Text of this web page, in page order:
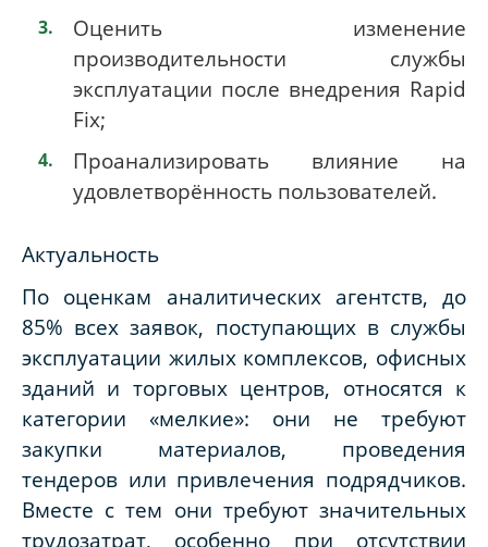
Оценить изменение
производительности службы
эксплуатации после внедрения Rapid
Fix;
Проанализировать влияние на
удовлетворённость пользователей.
Актуальность
По оценкам аналитических агентств, до
85% всех заявок, поступающих в службы
эксплуатации жилых комплексов, офисных
зданий и торговых центров, относятся к
категории «мелкие»: они не требуют
закупки материалов, проведения
тендеров или привлечения подрядчиков.
Вместе с тем они требуют значительных
трудозатрат, особенно при отсутствии